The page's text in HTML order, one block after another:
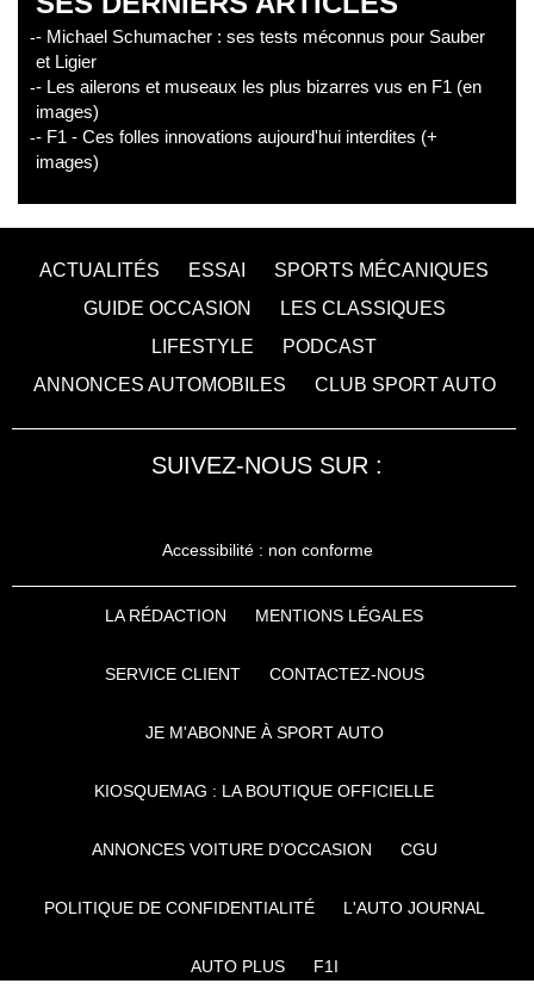
- Michael Schumacher : ses tests méconnus pour Sauber
et Ligier
- Les ailerons et museaux les plus bizarres vus en F1 (en
images)
- F1 - Ces folles innovations aujourd'hui interdites (+
images)
ACTUALITÉS ESSAI
SPORTS MÉCANIQUES
GUIDE OCCASION
LES CLASSIQUES
LIFESTYLE
PODCAST
ANNONCES AUTOMOBILES
CLUB SPORT AUTO
SUIVEZ-NOUS SUR :
Accessibilité : non conforme
LA RÉDACTION MENTIONS LÉGALES
SERVICE CLIENT CONTACTEZ-NOUS
JE M'ABONNE À SPORT AUTO
KIOSQUEMAG : LA BOUTIQUE OFFICIELLE
ANNONCES VOITURE D’OCCASION CGU
POLITIQUE DE CONFIDENTIALITÉ L'AUTO JOURNAL
AUTO PLUS F1I